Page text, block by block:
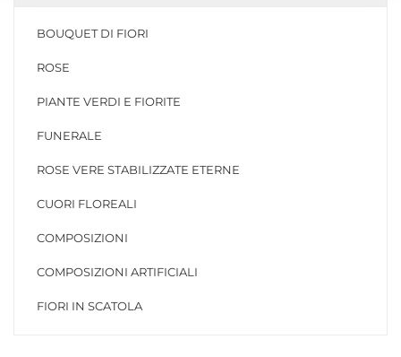
BOUQUET DI FIORI
ROSE
PIANTE VERDI E FIORITE
FUNERALE
ROSE VERE STABILIZZATE ETERNE
CUORI FLOREALI
COMPOSIZIONI
COMPOSIZIONI ARTIFICIALI
FIORI IN SCATOLA